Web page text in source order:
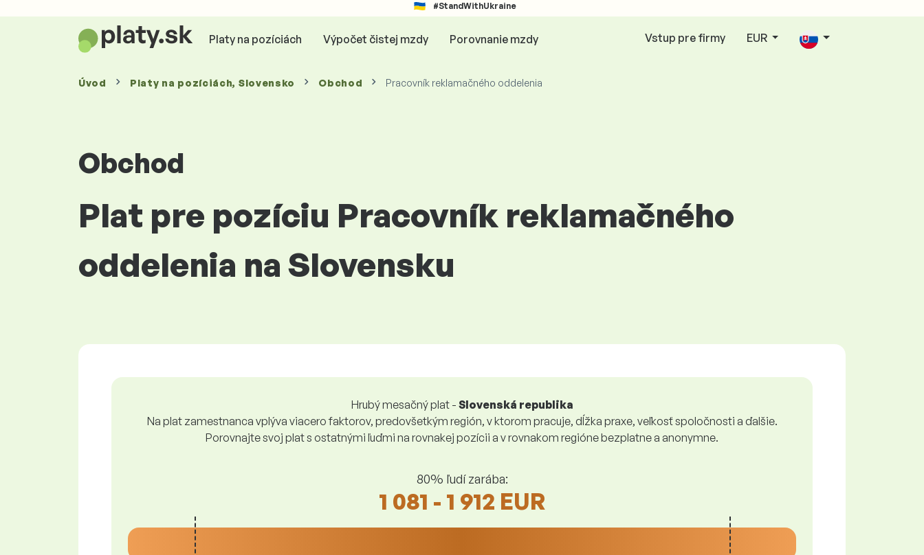
#StandWithUkraine
Platy na pozíciách Výpočet čistej mzdy Porovnanie mzdy Vstup pre firmy EUR
Úvod Platy na pozíciách, Slovensko Obchod Pracovník reklamačného oddelenia
Obchod
Plat pre pozíciu Pracovník reklamačného
oddelenia na Slovensku
Hrubý mesačný plat - Slovenská republika
Na plat zamestnanca vplýva viacero faktorov, predovšetkým región, v ktorom pracuje, dĺžka praxe, veľkosť spoločnosti a ďalšie.
Porovnajte svoj plat s ostatnými ľuďmi na rovnakej pozícii a v rovnakom regióne bezplatne a anonymne.
80% ľudí zarába:
1 081 - 1 912 EUR